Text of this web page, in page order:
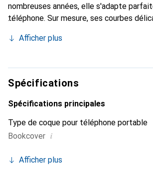
nombreuses années, elle s'adapte
téléphone. Sur mesure, ses courbes
et indispensable pour votre smartphone.
marque Noreve est un choix sûr pour
exigeante.
Afficher plus
Spécifications
Spécifications principales
Type de coque pour téléphone portable
Bookcover i
Afficher plus